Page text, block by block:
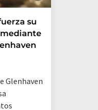
su
Glenhaven